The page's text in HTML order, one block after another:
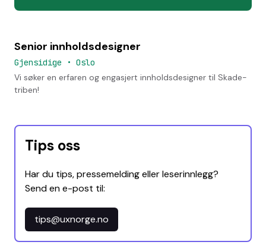
Senior innholdsdesigner
Gjensidige • Oslo
Vi søker en erfaren og engasjert innholdsdesigner til Skade-
triben!
Tips oss
Har du tips, pressemelding eller leserinnlegg?
Send en e-post til:
tips@uxnorge.no